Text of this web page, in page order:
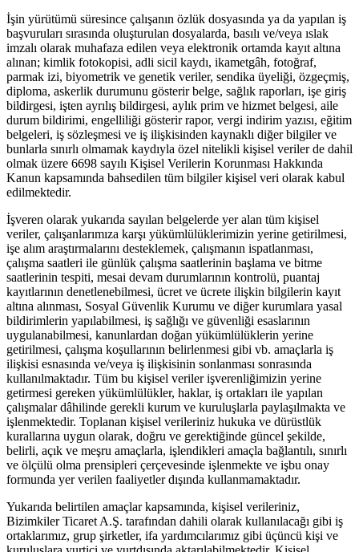
İşin yürütümü süresince çalışanın özlük dosyasında ya da yapılan iş
başvuruları sırasında oluşturulan dosyalarda, basılı ve/veya ıslak
imzalı olarak muhafaza edilen veya elektronik ortamda kayıt altına
alınan; kimlik fotokopisi, adli sicil kaydı, ikametgâh, fotoğraf,
parmak izi, biyometrik ve genetik veriler, sendika üyeliği, özgeçmiş,
diploma, askerlik durumunu gösterir belge, sağlık raporları, işe giriş
bildirgesi, işten ayrılış bildirgesi, aylık prim ve hizmet belgesi, aile
durum bildirimi, engelliliği gösterir rapor, vergi indirim yazısı, eğitim
belgeleri, iş sözleşmesi ve iş ilişkisinden kaynaklı diğer bilgiler ve
bunlarla sınırlı olmamak kaydıyla özel nitelikli kişisel veriler de dahil
olmak üzere 6698 sayılı Kişisel Verilerin Korunması Hakkında
Kanun kapsamında bahsedilen tüm bilgiler kişisel veri olarak kabul
edilmektedir.
İşveren olarak yukarıda sayılan belgelerde yer alan tüm kişisel
veriler, çalışanlarımıza karşı yükümlülüklerimizin yerine getirilmesi,
işe alım araştırmalarını desteklemek, çalışmanın ispatlanması,
çalışma saatleri ile günlük çalışma saatlerinin başlama ve bitme
saatlerinin tespiti, mesai devam durumlarının kontrolü, puantaj
kayıtlarının denetlenebilmesi, ücret ve ücrete ilişkin bilgilerin kayıt
altına alınması, Sosyal Güvenlik Kurumu ve diğer kurumlara yasal
bildirimlerin yapılabilmesi, iş sağlığı ve güvenliği esaslarının
uygulanabilmesi, kanunlardan doğan yükümlülüklerin yerine
getirilmesi, çalışma koşullarının belirlenmesi gibi vb. amaçlarla iş
ilişkisi esnasında ve/veya iş ilişkisinin sonlanması sonrasında
kullanılmaktadır. Tüm bu kişisel veriler işverenliğimizin yerine
getirmesi gereken yükümlülükler, haklar, iş ortakları ile yapılan
çalışmalar dâhilinde gerekli kurum ve kuruluşlarla paylaşılmakta ve
işlenmektedir. Toplanan kişisel verileriniz hukuka ve dürüstlük
kurallarına uygun olarak, doğru ve gerektiğinde güncel şekilde,
belirli, açık ve meşru amaçlarla, işlendikleri amaçla bağlantılı, sınırlı
ve ölçülü olma prensipleri çerçevesinde işlenmekte ve işbu onay
formunda yer verilen faaliyetler dışında kullanmamaktadır.
Yukarıda belirtilen amaçlar kapsamında, kişisel verileriniz,
Bizimkiler Ticaret A.Ş. tarafından dahili olarak kullanılacağı gibi iş
ortaklarımız, grup şirketler, ifa yardımcılarımız gibi üçüncü kişi ve